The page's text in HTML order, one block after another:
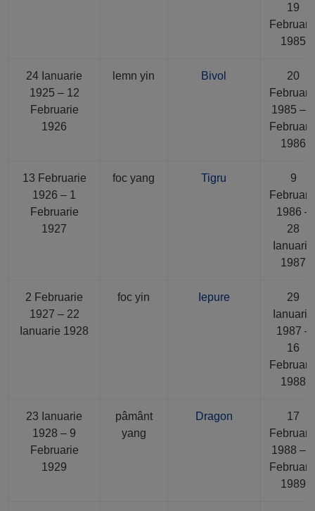
19
1985
24 Ianuarie
1925 – 12
Februarie
1926
lemn yin Bivol
20
1985 – 8
1986
13 Februarie
1926 – 1
Februarie
1927
foc yang Tigru
9
1986 –
28
Ianuarie
1987
2 Februarie
1927 – 22
Ianuarie 1928
foc yin Iepure
29
Ianuarie
1987 –
16
1988
23 Ianuarie
1928 – 9
Februarie
1929
pâmânt
yang
Dragon
17
1988 – 5
1989